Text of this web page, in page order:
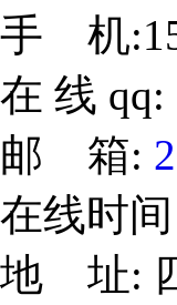
手 机
在 线 qq:
邮 箱:
在线时
地 址: